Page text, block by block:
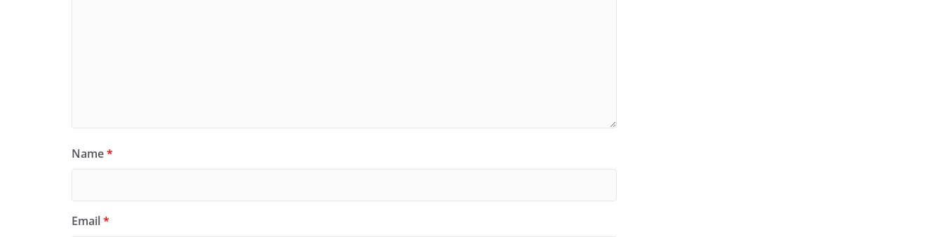
Name*
Email*